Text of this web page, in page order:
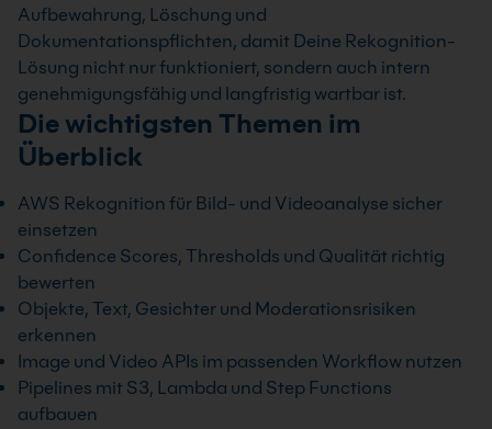
Aufbewahrung, Löschung und
Dokumentationspflichten, damit Deine Rekognition-
Lösung nicht nur funktioniert, sondern auch intern
genehmigungsfähig und langfristig wartbar ist.
Die wichtigsten Themen im
Überblick
AWS Rekognition für Bild- und Videoanalyse sicher
einsetzen
Confidence Scores, Thresholds und Qualität richtig
bewerten
Objekte, Text, Gesichter und Moderationsrisiken
erkennen
Image und Video APIs im passenden Workflow nutzen
Pipelines mit S3, Lambda und Step Functions
aufbauen